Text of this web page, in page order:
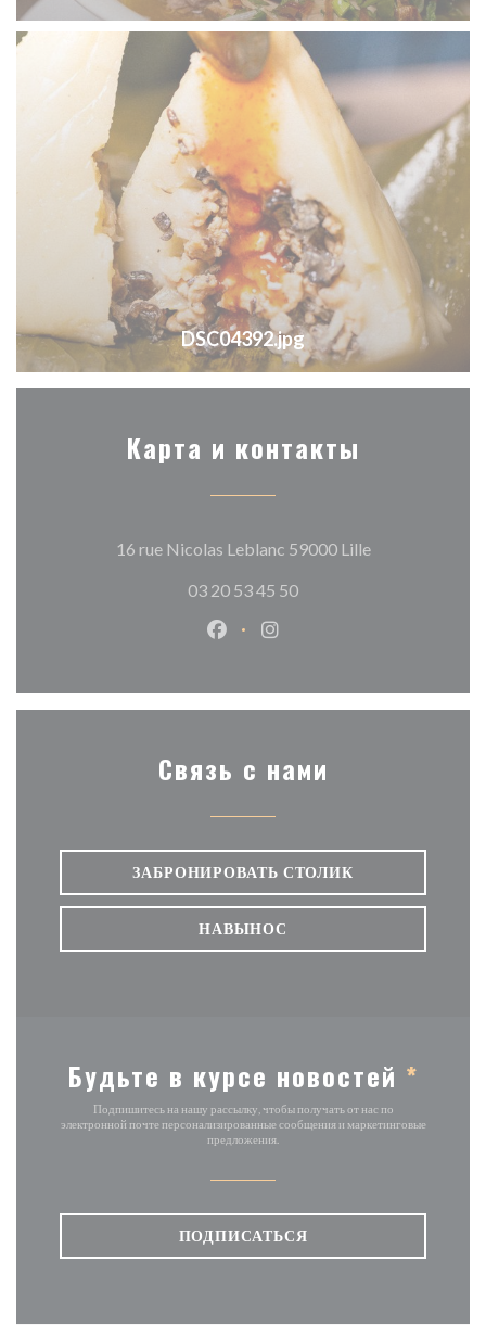
DSC04392.jpg
Карта и контакты
16 rue Nicolas Leblanc 59000 Lille((открывается
03 20 53 45 50
Facebook ((открывается в
Instagram ((открывается
Связь с нами
ЗАБРОНИРОВАТЬ СТОЛИК
НАВЫНОС
Будьте в курсе новостей *
Подпишитесь на нашу рассылку, чтобы получать от нас по
электронной почте персонализированные сообщения и маркетинговые
предложения.
ПОДПИСАТЬСЯ